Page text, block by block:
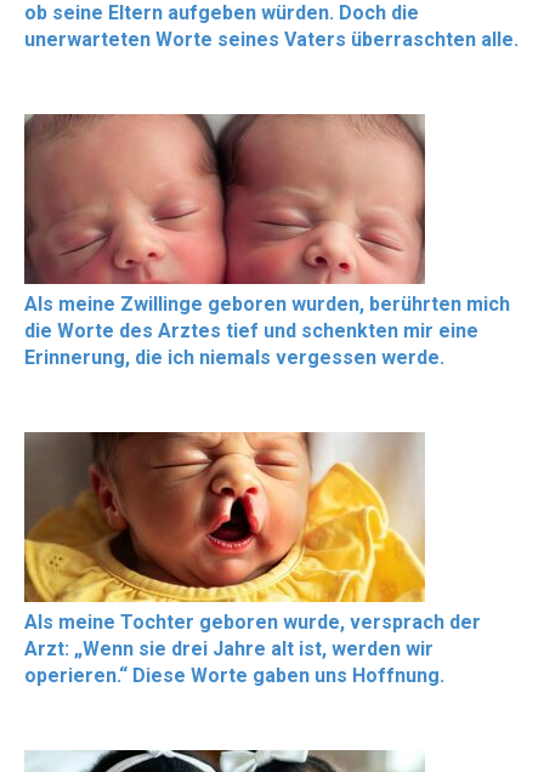
ob seine Eltern aufgeben würden. Doch die
unerwarteten Worte seines Vaters überraschten alle.
Als meine Zwillinge geboren wurden, berührten mich
die Worte des Arztes tief und schenkten mir eine
Erinnerung, die ich niemals vergessen werde.
Als meine Tochter geboren wurde, versprach der
Arzt: „Wenn sie drei Jahre alt ist, werden wir
operieren.“ Diese Worte gaben uns Hoffnung.